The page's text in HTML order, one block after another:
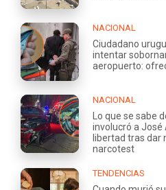
NACIONAL
Ciudadano
intentar
aeropuerto:
NACIONAL
Lo que se sabe
involucró a José
libertad tras dar
narcotest
TENDENCIAS